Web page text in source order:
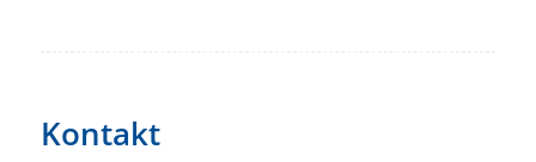
Kontakt